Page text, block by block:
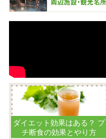
ダイエット効果はある？ プ
チ断食の効果とやり方